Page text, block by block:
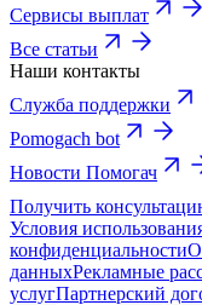
Сервисы выплат
Все статьи
Наши контакты
Служба поддержки
Pomogach bot
Новости Помогач
Получить
Условия
конфиденциальности
данныхРекламные
услугПартнерский